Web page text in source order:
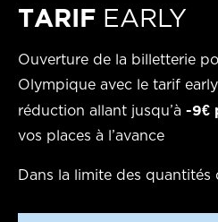
TARIF EARLY
Ouverture de la billetterie
Olympique avec le tarif
réduction allant jusqu’à -9€
vos places à l’avance
Dans la limite des quantités